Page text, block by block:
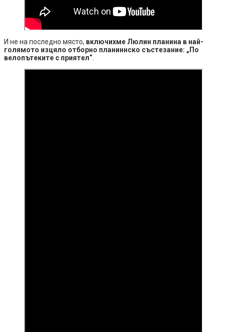
И не на последно място, включихме Люлин планина в най-
голямото изцяло отборно планиннско състезание: „По
велопътеките с приятел“